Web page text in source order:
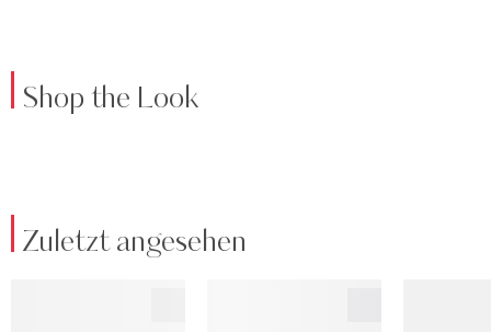
Shop the Look
Zuletzt angesehen